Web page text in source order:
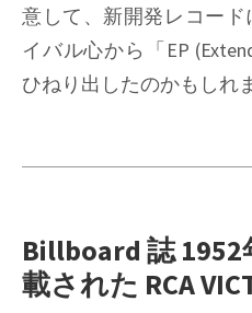
意して、新開発レコー
イバル心から「EP
ひねり出したのかもしれ
Billboard 誌
載された RCA